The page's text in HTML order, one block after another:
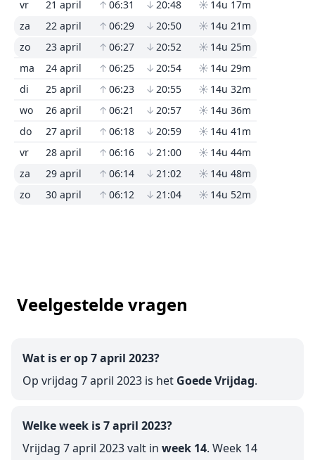
vr 21 april ↑ 06:31 ↓ 20:48 ☀ 14u 17m
za
22 april ↑ 06:29 ↓ 20:50 ☀ 14u 21m
zo
23 april ↑ 06:27 ↓ 20:52 ☀ 14u 25m
ma
24 april ↑ 06:25 ↓ 20:54 ☀ 14u 29m
di
25 april ↑ 06:23 ↓ 20:55 ☀ 14u 32m
wo
26 april ↑ 06:21 ↓ 20:57 ☀ 14u 36m
do
27 april ↑ 06:18 ↓ 20:59 ☀ 14u 41m
vr
28 april ↑ 06:16 ↓ 21:00 ☀ 14u 44m
za
29 april ↑ 06:14 ↓ 21:02 ☀ 14u 48m
zo
30 april ↑ 06:12 ↓ 21:04 ☀ 14u 52m
Veelgestelde vragen
Wat is er op 7 april 2023?
Op vrijdag 7 april 2023 is het Goede Vrijdag.
Welke week is 7 april 2023?
Vrijdag 7 april 2023 valt in week 14. Week 14